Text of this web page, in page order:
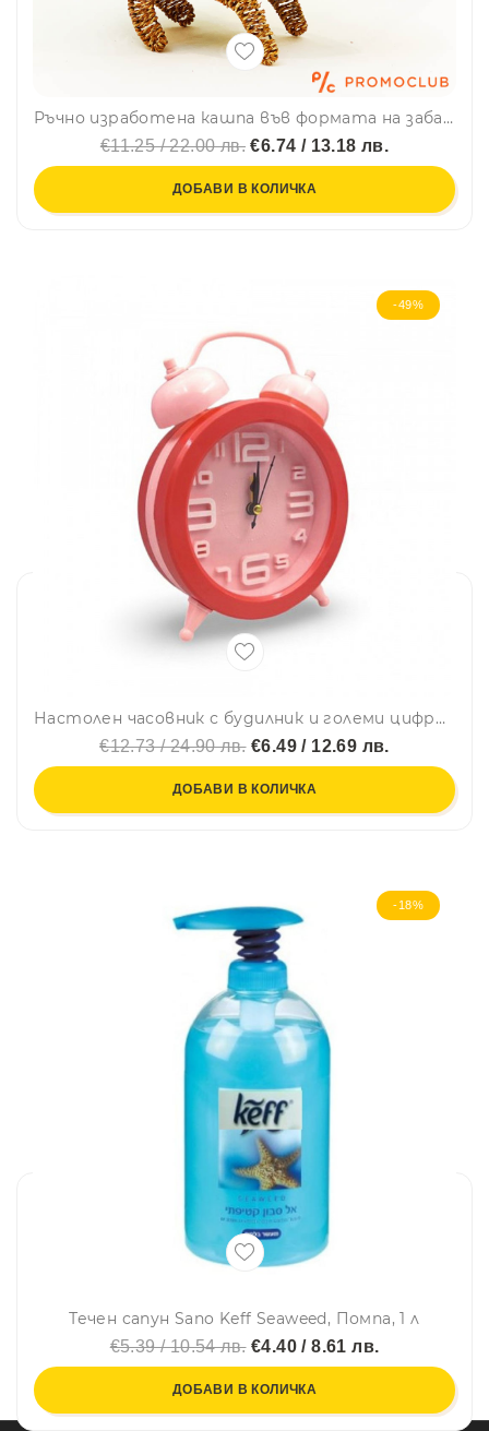
Ръчно изработена кашпа във формата на забавна животинка
€11.25 / 22.00 лв. €6.74 / 13.18 лв.
ДОБАВИ В КОЛИЧКА
-49%
Настолен часовник с будилник и големи цифри - Розов CD259
€12.73 / 24.90 лв.€6.49 / 12.69 лв.
ДОБАВИ В КОЛИЧКА
-18%
Течен сапун Sano Keff Seaweed, Помпа, 1 л
€5.39 / 10.54 лв.€4.40 / 8.61 лв.
ДОБАВИ В КОЛИЧКА